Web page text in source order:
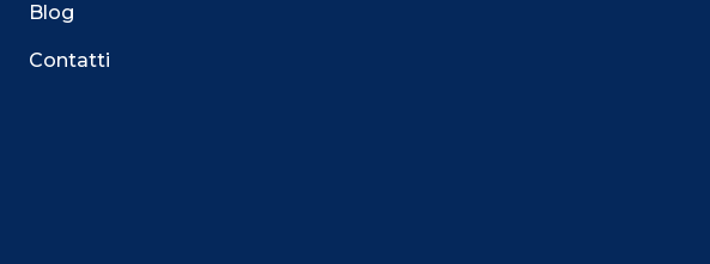
Blog
Contatti